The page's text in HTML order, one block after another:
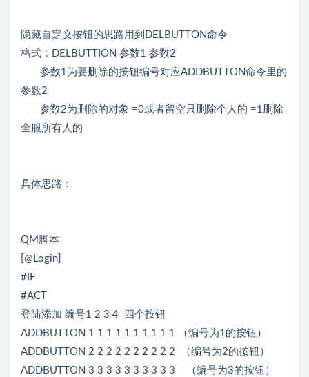
隐藏自定义按钮的思路用到DELBUTTON命令
格式：DELBUTTION 参数1 参数2
参数1为要删除的按钮编号对应ADDBUTTON命令里的
参数2
参数2为删除的对象 =0或者留空只删除个人的 =1删除
全服所有人的
具体思路：
QM脚本
[@Login]
#IF
#ACT
登陆添加 编号1 2 3 4 四个按钮
ADDBUTTON 1 1 1 1 1 1 1 1 1 1 （编号为1的按钮）
ADDBUTTON 2 2 2 2 2 2 2 2 2 2 （编号为2的按钮）
ADDBUTTON 3 3 3 3 3 3 3 3 3 3 （编号为3的按钮）